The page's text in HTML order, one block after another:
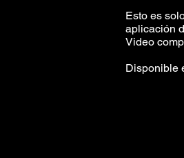
Esto es
aplicación
Video
Disponible